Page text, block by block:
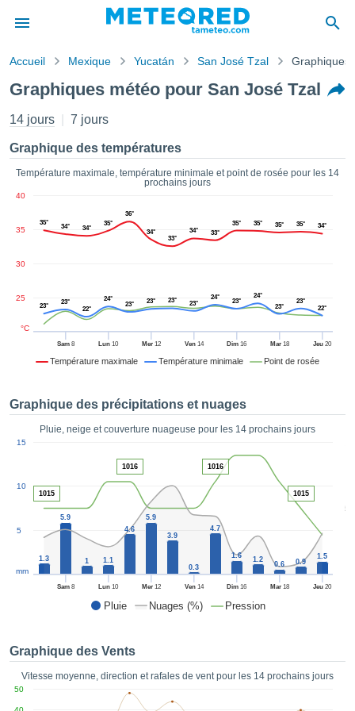
de
a
par
les
:
par le
de
des
de très
CONTINUER
PARAMÈTRES
Accueil Mexique Yucatán San José Tzal Graphiques
Graphiques météo pour San José Tzal
14 jours 7 jours
Graphique des températures
Température maximale, température minimale et point de rosée pour les 14
prochains jours
Température maximale Température minimale Point de rosée
Sam8 Lun 10 Mer12 Ven14 Dim 16 Mar18 Jeu 20
25
30
35
40
°C
35°
34° 34°
35°
36°
34°
33°
34° 33°
35° 35° 35° 35° 34°
23°
23°
22°
24°
23° 23° 23° 23°
24°
23°
24°
23°
23°
22°
Graphique des précipitations et nuages
Pluie, neige et couverture nuageuse pour les 14 prochains jours
Pluie Nuages (%) Pression
50
Sam8 Lun 10 Mer12 Ven14 Dim 16 Mar18 Jeu 20
5
10
15
mm
1.3
5.9
1 1.1
4.6
5.9
3.9
0.3
4.7
1.6 1.2
0.6 0.9
1.5
1015
1016 1016
1015
Graphique des Vents
Vitesse moyenne, direction et rafales de vent pour les 14 prochains jours
50